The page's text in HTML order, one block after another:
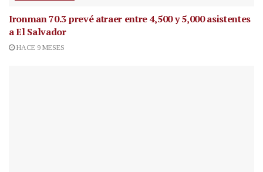
Ironman 70.3 prevé atraer entre 4,500 y 5,000 asistentes
a El Salvador
HACE 9 MESES